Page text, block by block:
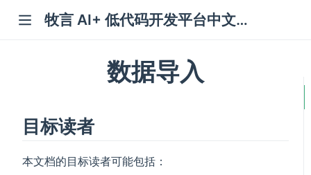
牧言 AI+ 低代码开发平台中文文档
数据导入
目标读者
本文档的目标读者可能包括：